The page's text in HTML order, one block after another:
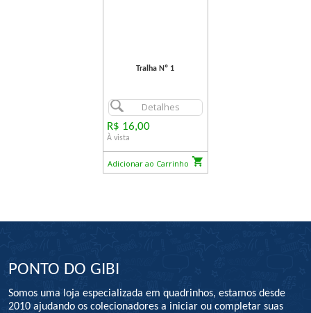
Tralha Nº 1
Detalhes
R$ 16,00
À vista
Adicionar ao Carrinho
PONTO DO GIBI
Somos uma loja especializada em quadrinhos, estamos desde
2010 ajudando os colecionadores a iniciar ou completar suas